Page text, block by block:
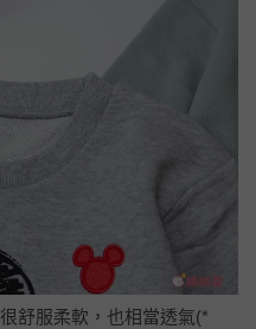
舒服柔軟，也相當透氣(*